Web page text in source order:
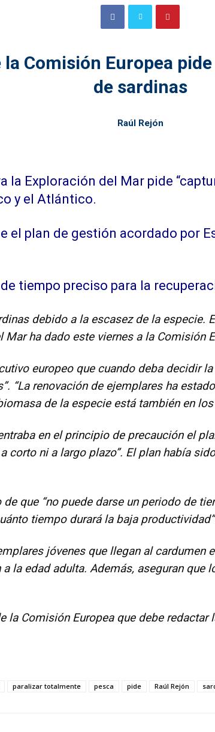
la Comisión Europea
de sardinas
Raúl Rejón
la Exploración del Mar pide
y el Atlántico.
el plan de gestión acordado por
tiempo preciso para la
debido a la escasez de la especie.
ha dado este viernes a la Comisión
europeo que cuando deba decidir
“La renovación de ejemplares ha
de la especie está también en
en el principio de precaución el
corto ni a largo plazo”. El plan había
que “no puede darse un periodo de
tiempo durará la baja
jóvenes que llegan al cardumen
la edad adulta. Además, aseguran que
la Comisión Europea que debe
paralizar totalmente pesca pide Raúl Rejón